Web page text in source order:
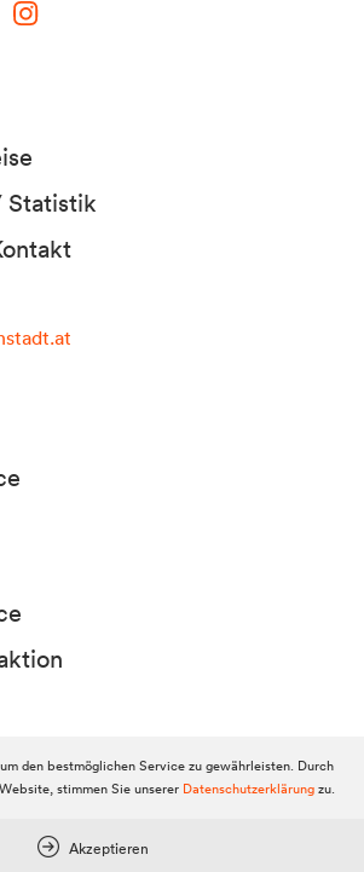
Statistik
den bestmöglichen Service zu gewährleisten. Durch
stimmen Sie unserer Datenschutzerklärungzu.
Akzeptieren